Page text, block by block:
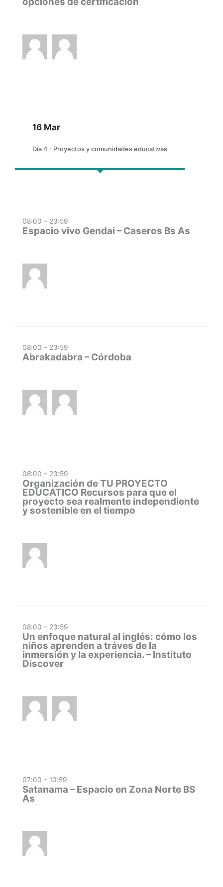
16 Mar
Día 4 – Proyectos y comunidades educativas
08:00 – 23:59
Espacio vivo Gendai – Caseros Bs As
08:00 – 23:59
Abrakadabra – Córdoba
08:00 – 23:59
Organización de TU PROYECTO
EDUCATICO Recursos para que el
proyecto sea realmente independiente
y sostenible en el tiempo
08:00 – 23:59
Un enfoque natural al inglés: cómo los
niños aprenden a tráves de la
inmersión y la experiencia. – Instituto
Discover
07:00 – 10:59
Satanama – Espacio en Zona Norte BS
As